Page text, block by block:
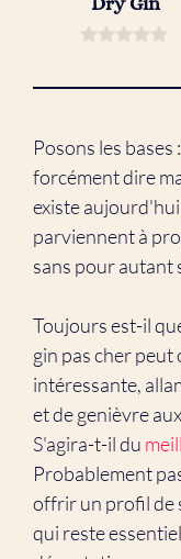
u
Posons les bases :
forcément dire
existe
parviennent à
sans pour autant
Toujours est-il
gin pas cher
intéressante,
et de genièvre
S'agira-t-il du
Probablement
offrir un profil de
qui reste